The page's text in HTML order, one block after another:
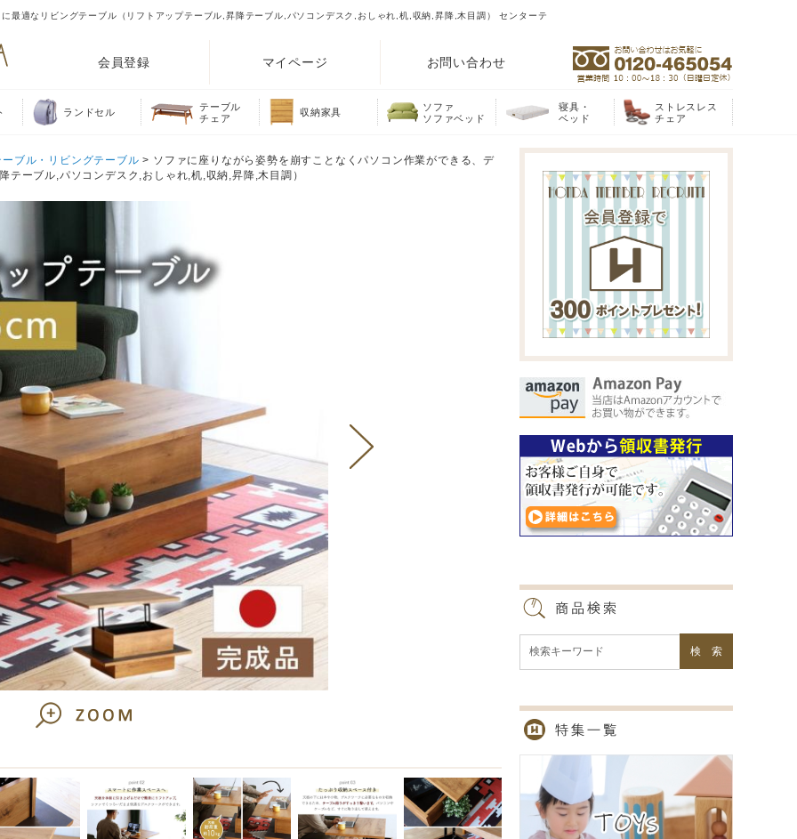
最適なリビングテーブル（リフトアップテーブル,昇降テーブル,パソコンデスク,おしゃれ,机,収納,昇降,木目調） センターテ
会員登録 マイページ お問い合わせ
ランドセル
テーブル
チェア
収納家具
ソファ
ソファベッド
寝具・
ベッド
ストレスレス
チェア
ブル・リビングテーブル > ソファに座りながら姿勢を崩すことなくパソコン作業ができる、デ
ーブル,パソコンデスク,おしゃれ,机,収納,昇降,木目調）